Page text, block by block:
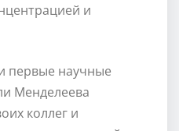
и
первые научные
Менделеева
коллег и